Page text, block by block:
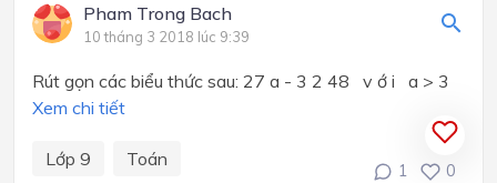
Pham Trong Bach
10 tháng 3 2018 lúc 9:39
Rút gọn các biểu thức sau: 27 a - 3 2 48 v ớ i a > 3
Xem chi tiết
Lớp 9 Toán
1 0